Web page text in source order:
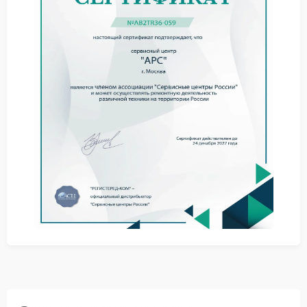
Причины и полезные советы
Сбой может быть связан с износом защитных
элементов или перегревом внутренних
компонентов. Влияние оказывает и нестабильная
электрическая сеть.
используйте устройство в пределах допустимой
нагрузки;
контролируйте состояние батарей и внутренних
элементов.
Даже при правильной эксплуатации сервис APC
необходим при первых признаках нарушения
При выходе из строя защитной системы